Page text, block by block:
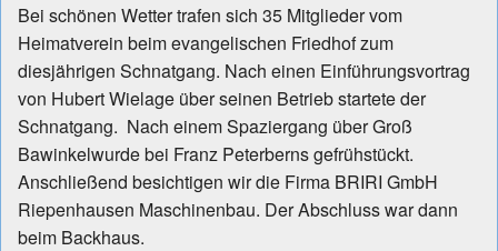
Bei schönen Wetter trafen sich 35 Mitglieder vom
Heimatverein beim evangelischen Friedhof zum
diesjährigen Schnatgang. Nach einen Einführungsvortrag
von Hubert Wielage über seinen Betrieb startete der
Schnatgang. Nach einem Spaziergang über Groß
Bawinkelwurde bei Franz Peterberns gefrühstückt.
Anschließend besichtigen wir die Firma BRIRI GmbH
Riepenhausen Maschinenbau. Der Abschluss war dann
beim Backhaus.